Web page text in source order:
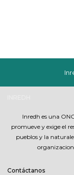
Inredh es una
promueve y exige el
pueblos y la
Contáctanos